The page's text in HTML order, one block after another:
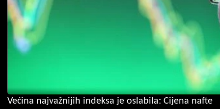
Većina najvažnijih indeksa je oslabila: Cijena nafte